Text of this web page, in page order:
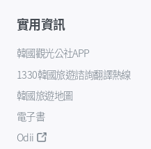
實用資訊
韓國觀光公社APP
1330韓國旅遊諮詢翻譯熱線
韓國旅遊地圖
電子書
Odii